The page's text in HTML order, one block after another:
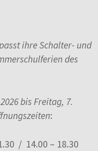
ihre Schalter- und
des
bis Freitag, 7.
:
/ 14.00 – 18.30